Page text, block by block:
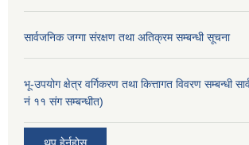
सार्वजनिक जग्गा संरक्षण तथा अतिक्रम सम्बन्धी सूचना
भू-उपयोग क्षेत्र वर्गिकरण तथा कित्तागत विवरण सम्बन्धी
नं ११ संग सम्बन्धीत)